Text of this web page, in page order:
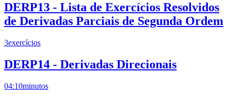
DERP13 - Lista de Exercícios Resolvidos
de Derivadas Parciais de Segunda Ordem
3exercícios
DERP14 - Derivadas Direcionais
04:10minutos